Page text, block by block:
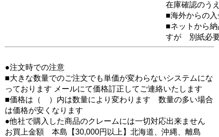
在庫確認のう
■海外からの
■ネットから
すが 別紙必
●注文時での注意
■大きな数量でのご注文でも単価が変わらないシステムにな
っております メールにて価格訂正してご連絡いたします
■価格は（ ）内は数量により変わります 数量の多い場合
は価格が安くなります
●他社で購入した商品のクレームには一切対応出来ません
お買上金額 本島【30,000円以上】北海道、沖縄、離島